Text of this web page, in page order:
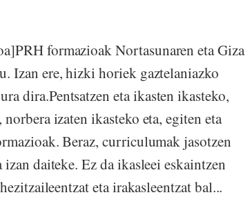
formazioak Nortasunaren eta Giza
Izan ere, hizki horiek gaztelaniazko
dira.Pentsatzen eta ikasten ikasteko,
izaten ikasteko eta, egiten eta
Beraz, curriculumak jasotzen
daiteke. Ez da ikasleei eskaintzen
eta irakasleentzat bal...